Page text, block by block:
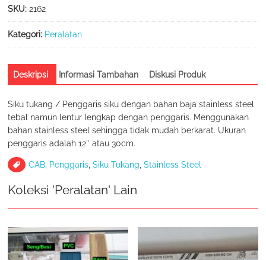
Siku
12"
(30cm)
Ukuran
SKU:2162
Kategori: Peralatan
Deskripsi Informasi Tambahan Diskusi Produk
Siku tukang / Penggaris siku dengan bahan baja stainless steel
tebal namun lentur lengkap dengan penggaris. Menggunakan
bahan stainless steel sehingga tidak mudah berkarat. Ukuran
penggaris adalah 12″ atau 30cm.
CAB, Penggaris,Siku Tukang,Stainless Steel
Koleksi 'Peralatan' Lain